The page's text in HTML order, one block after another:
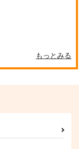
もっとみる